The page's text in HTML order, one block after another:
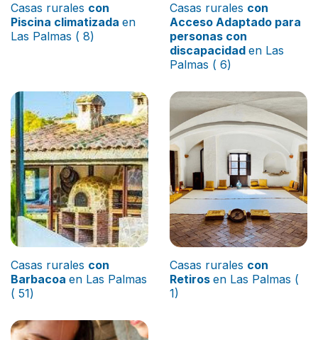
Casas rurales con
Piscina climatizada en
Las Palmas ( 8)
Casas rurales con
Acceso Adaptado para
personas con
discapacidad en Las
Palmas ( 6)
Casas rurales con
Barbacoa en Las Palmas
( 51)
Casas rurales con
Retiros en Las Palmas (
1)